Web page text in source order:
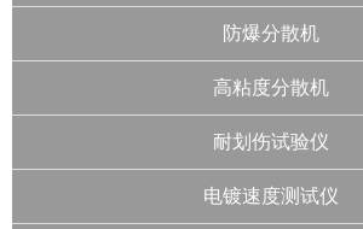
防爆分散机
高粘度分散机
耐划伤试验仪
电镀速度测试仪